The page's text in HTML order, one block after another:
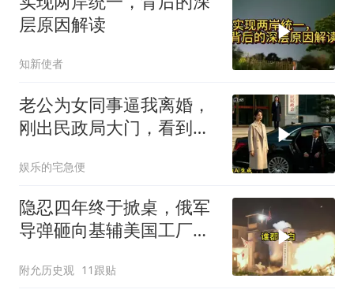
层原因解读
知新使者
老公为女同事逼我离婚，
刚出民政局大门，看到我
娱乐的宅急便
隐忍四年终于掀桌，俄军
导弹砸向基辅美国工厂，
附允历史观 11跟贴